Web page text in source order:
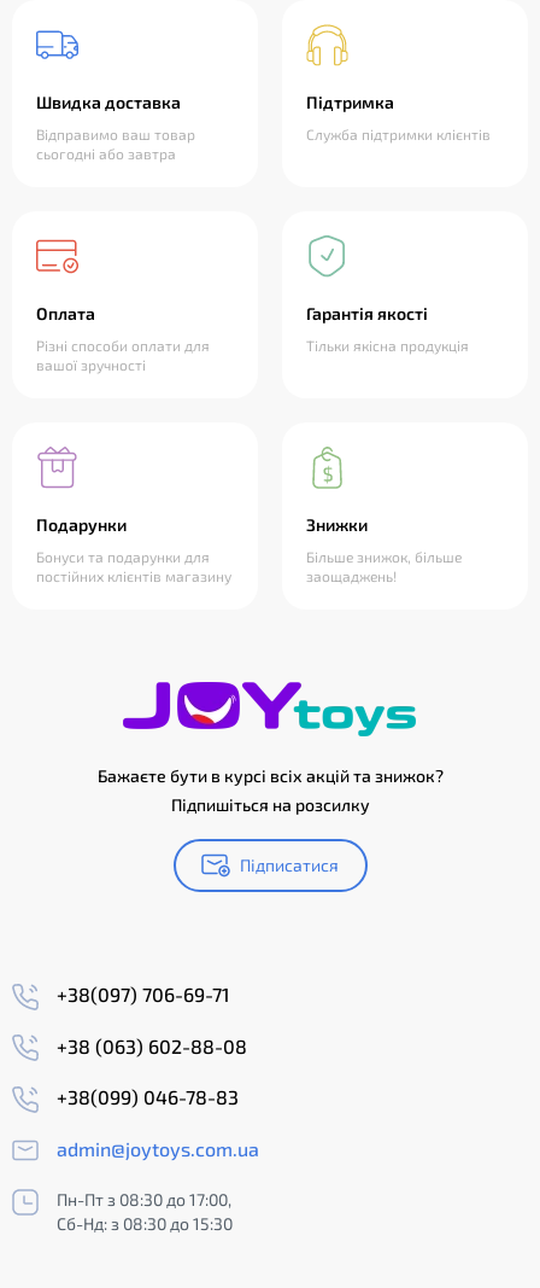
Швидка доставка
Відправимо ваш товар
сьогодні або завтра
Підтримка
Служба підтримки клієнтів
Оплата
Різні способи оплати для
вашої зручності
Гарантія якості
Тільки якісна продукція
Подарунки
Бонуси та подарунки для
постійних клієнтів магазину
Знижки
Більше знижок, більше
заощаджень!
Бажаєте бути в курсі всіх акцій та знижок?
Підпишіться на розсилку
Підписатися
+38(097) 706-69-71
+38 (063) 602-88-08
+38(099) 046-78-83
admin@joytoys.com.ua
Пн-Пт з 08:30 до 17:00,
Сб-Нд: з 08:30 до 15:30